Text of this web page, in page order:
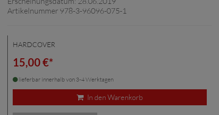
Artikelnummer 978-3-96096-075-1
HARDCOVER
15,00 €*
lieferbar innerhalb von 3-4 Werktagen
In den Warenkorb